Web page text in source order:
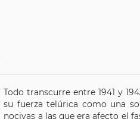
Todo transcurre entre 1941 y
su fuerza telúrica como una
nocivas a las que era afecto el